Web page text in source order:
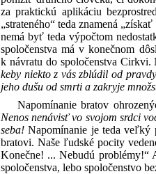
za praktickú aplikáciu
„strateného“ teda znamená
nemá byť teda výpočtom
spoločenstva má v konečnom
k návratu do spoločenstva
keby niekto z vás zblúdil od
jeho dušu od smrti a zakryje
Napomínanie bratov
Nenos nenávisť vo svojom srdci
seba! Napomínanie je teda veľký
bratovi. Naše ľudské pocity
Konečne! ... Nebudú problémy!“
spoločenstva, lebo spoločenstvo